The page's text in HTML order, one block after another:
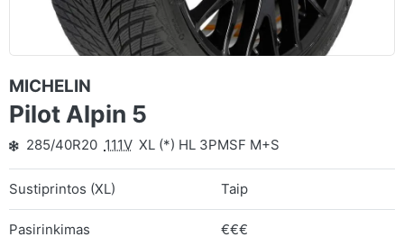
MICHELIN
Pilot Alpin 5
285/40R20 111V XL (*) HL 3PMSF M+S
Sustiprintos (XL) Taip
Pasirinkimas €€€